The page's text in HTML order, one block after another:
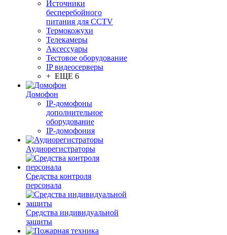
Источники
бесперебойного
питания для CCTV
Термокожухи
Телекамеры
Аксессуары
Тестовое оборудование
IP видеосерверы
+ ЕЩЕ 6
Домофон
IP-домофоны
дополнительное
оборудование
IP-домофония
Аудиорегистраторы
Средства контроля
персонала
Средства индивидуальной
защиты